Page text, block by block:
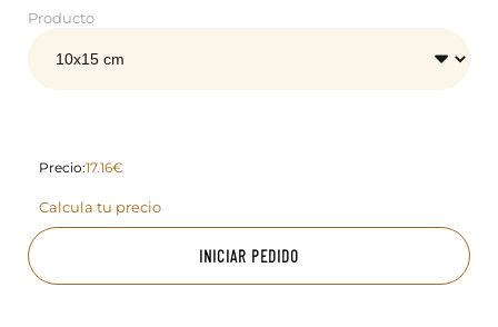
Producto
Precio:17.16€
Calcula tu precio
INICIAR PEDIDO